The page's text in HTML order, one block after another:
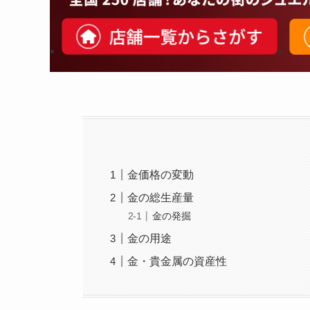
金価格の変動
金の総生産量
金の発掘
金の用途
金・貴金属の資産性